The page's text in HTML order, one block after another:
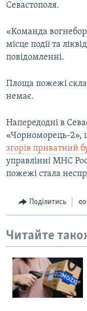
Усі сайти RFE/RL
Севастополя.
«Команда
місце події та
повідомленні.
Площа пожежі
немає.
Напередодні в
«Чорноморець-2»,
згорів приватний
управлінні МНС
пожежі стала
Поділитись
Читайте